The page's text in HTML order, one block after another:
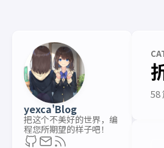
yexca'Blog
把这个不美好的世界，编
程您所期望的样子吧！
58